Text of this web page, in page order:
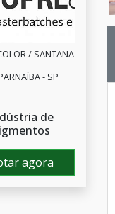
/ SANTANA
- SP
de
agora